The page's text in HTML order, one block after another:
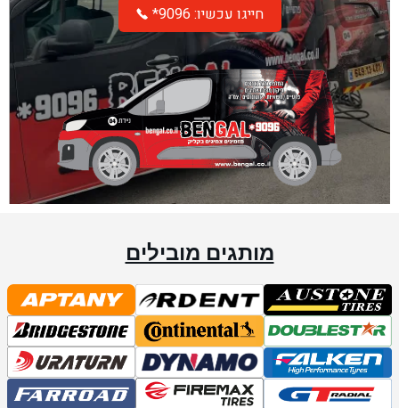
*חייגו עכשיו: 9096
מותגים מובילים